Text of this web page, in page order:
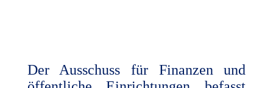
Der Ausschuss für Finanzen und